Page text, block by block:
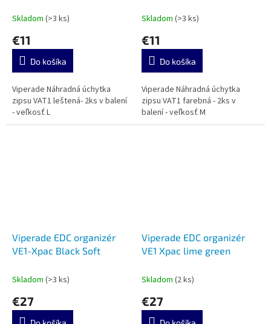
Skladom (>3 ks)
€11
Do košíka
Viperade Náhradná úchytka
zipsu VAT1 leštená- 2ks v balení
- veľkosť L
Skladom (>3 ks)
€11
Do košíka
Viperade Náhradná úchytka
zipsu VAT1 farebná - 2ks v
balení - veľkosť M
Viperade EDC organizér
VE1-Xpac Black Soft
Skladom (>3 ks)
€27
Viperade EDC organizér
VE1 Xpac lime green
Skladom (2 ks)
€27